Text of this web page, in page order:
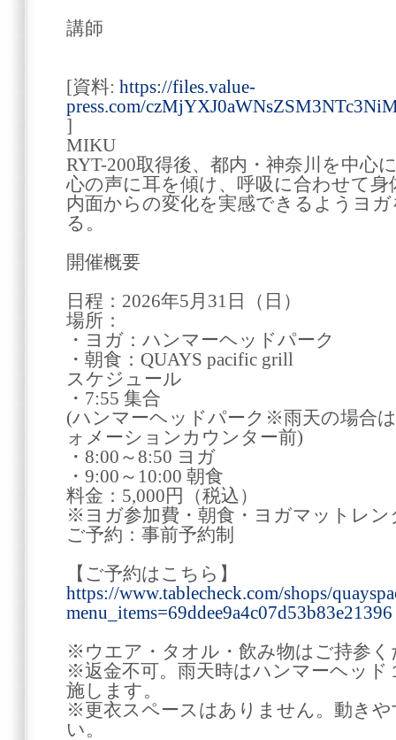
講師
[資料: https://files.value-
press.com/
]
MIKU
RYT-200取得後、都内・神奈川を中心
心の声に耳を傾け、呼吸に合わせて
内面からの変化を実感できるようヨ
る。
開催概要
日程：2026年5月31日（日）
場所：
・ヨガ：ハンマーヘッドパーク
・朝食：QUAYS pacific grill
スケジュール
・7:55 集合
(ハンマーヘッドパーク※雨天の場合
ォメーションカウンター前)
・8:00～8:50 ヨガ
・9:00～10:00 朝食
料金：5,000円（税込）
※ヨガ参加費・朝食・ヨガマットレン
ご予約：事前予約制
【ご予約はこちら】
https://www.tablecheck.com/shops/
menu_items=69ddee9a4c07d53b83e21396
※ウエア・タオル・飲み物はご持参く
※返金不可。雨天時はハンマーヘッド
施します。
※更衣スペースはありません。動き
い。